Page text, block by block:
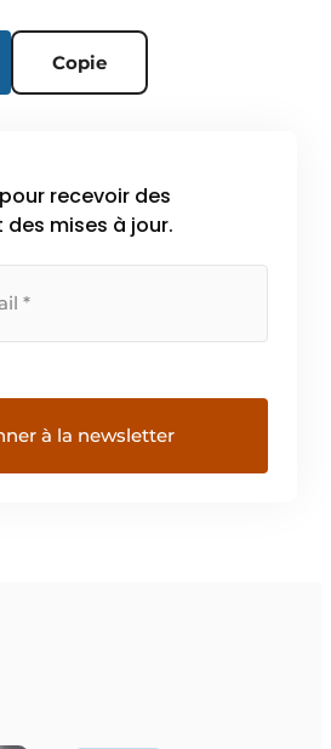
Copie
recevoir des
mises à jour.